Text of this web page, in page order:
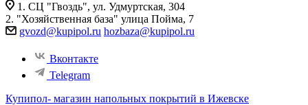
1. СЦ "Гвоздь", ул. Удмуртская, 304
2. "Хозяйственная база" улица Пойма, 7
gvozd@kupipol.ru hozbaza@kupipol.ru
Вконтакте
Telegram
Купипол- магазин напольных покрытий в Ижевске